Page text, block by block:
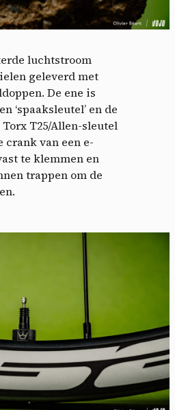
luchtstroom
geleverd met
De ene is
‘spaaksleutel’ en de
T25/Allen-sleutel
crank van een e-
te klemmen en
trappen om de